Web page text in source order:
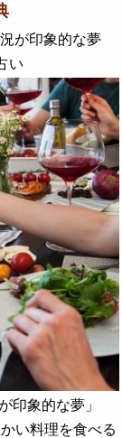
が印象的な夢
い
印象的な夢」
い料理を食べる